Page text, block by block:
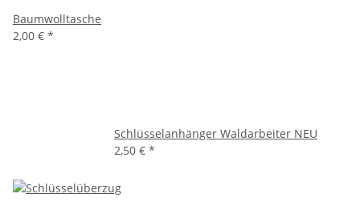
Baumwolltasche
2,00 € *
Schlüsselanhänger Waldarbeiter NEU
2,50 € *